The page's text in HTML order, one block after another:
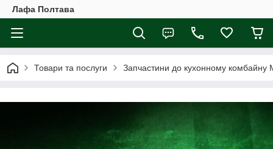
Лафа Полтава
Товари та послуги Запчастини до кухонному комбайну